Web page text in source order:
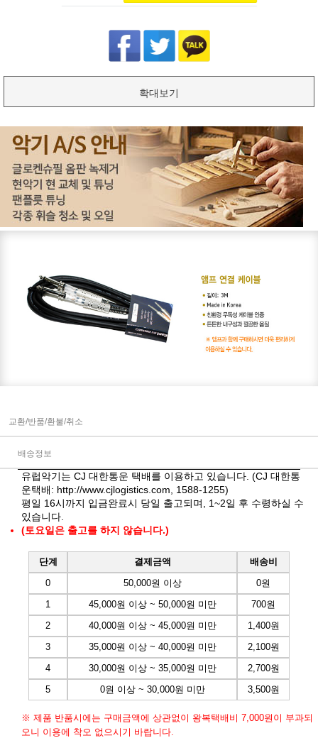
확대보기
교환/반품/환불/취소
배송정보
유럽악기는 CJ 대한통운 택배를 이용하고 있습니다. (CJ 대한통
운택배: http://www.cjlogistics.com , 1588-1255)
평일 16시까지 입금완료시 당일 출고되며, 1~2일 후 수령하실 수
있습니다.
(토요일은 출고를 하지 않습니다.)
단계 결제금액
배송비
0
50,000원 이상
0원
1
45,000원 이상 ~ 50,000원 미만
700원
2
40,000원 이상 ~ 45,000원 미만
1,400원
3
35,000원 이상 ~ 40,000원 미만
2,100원
4
30,000원 이상 ~ 35,000원 미만
2,700원
5
0원 이상 ~ 30,000원 미만 3,500원
※ 제품 반품시에는 구매금액에 상관없이 왕복택배비 7,000원이 부과되
오니 이용에 착오 없으시기 바랍니다.